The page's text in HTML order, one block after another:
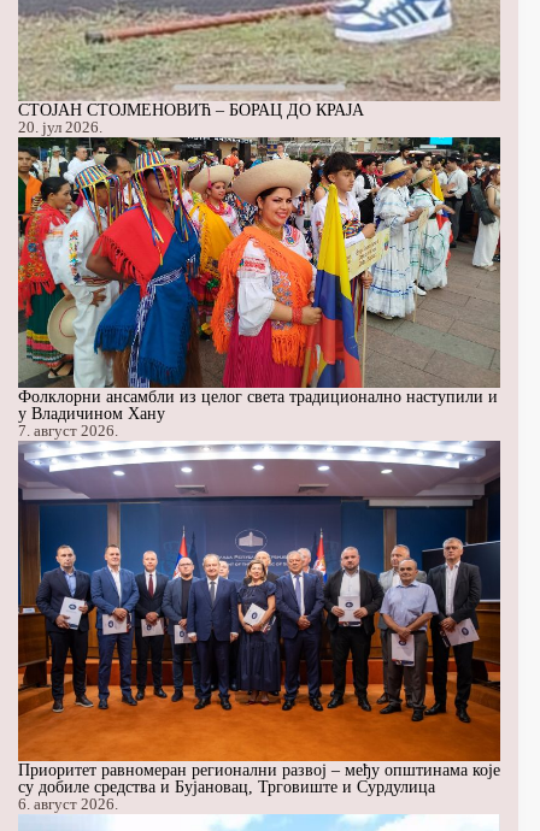
СТОЈАН СТОЈМЕНОВИЋ – БОРАЦ ДО КРАЈА
20. јул 2026.
Фолклорни ансамбли из целог света традиционално наступили и
у Владичином Хану
7. август 2026.
Приоритет равномеран регионални развој – међу општинама које
су добиле средства и Бујановац, Трговиште и Сурдулица
6. август 2026.